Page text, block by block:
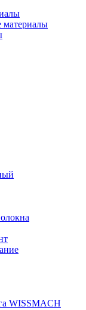
WISSMACH